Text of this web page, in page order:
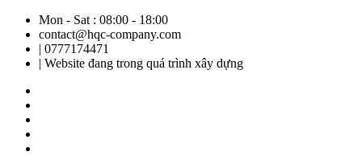
Mon - Sat : 08:00 - 18:00
contact@hqc-company.com
| 0777174471
| Website đang trong quá trình xây dựng